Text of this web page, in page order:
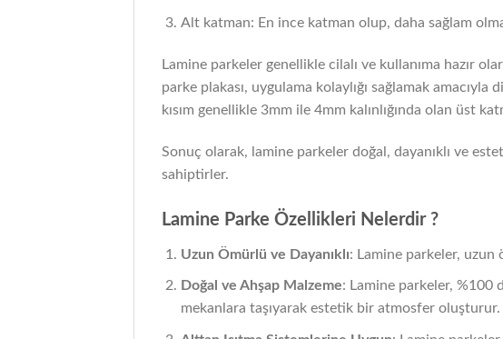
Alt katman: En ince katman olup, daha sağlam
Lamine parkeler genellikle cilalı ve kullanıma hazır
parke plakası, uygulama kolaylığı sağlamak
kısım genellikle 3mm ile 4mm kalınlığında olan üst
Sonuç olarak, lamine parkeler doğal, dayanıklı ve
sahiptirler.
Lamine Parke Özellikleri Nelerdir ?
Uzun Ömürlü ve Dayanıklı: Lamine parkeler, uzun
Doğal ve Ahşap Malzeme: Lamine parkeler, %100
mekanlara taşıyarak estetik bir atmosfer oluşturur.